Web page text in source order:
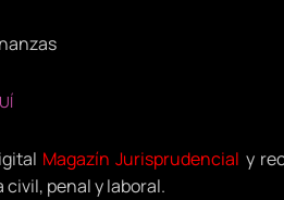
Magazín Jurisprudencial y
penal y laboral.